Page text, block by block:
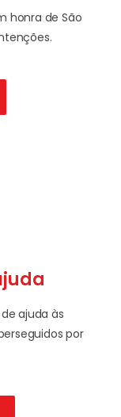
honra de São
ajuda às
por